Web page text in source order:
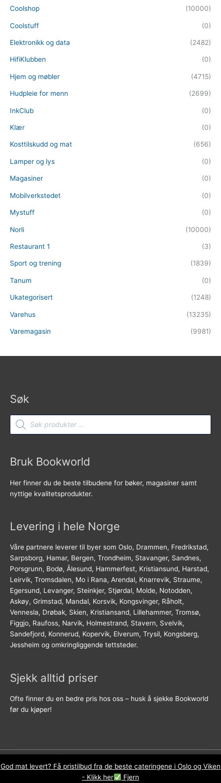
God mat levert? Få pristilbud fra de beste cateringene i Oslo og Viken
- Klikk her
Fjern
Coolshop (10000)
Coolstuff (0)
Elektronikk og data (2482)
HifiKlubben (0)
Hjem og møbler (4715)
Hudpleie for menn (2699)
InkClub (0)
Klær (0)
Kosttilskudd og mat (656)
Lamper og lys (0)
Magasiner (0)
Mobilverkstedet (0)
Mystuff (0)
Norli (10000)
Restaurant 1 (3)
Sport og trening (1839)
Tanum (0)
Ukategorisert (1248)
Varehus (13235)
Varemagasin (9981)
Søk
Products
search
Bruk Bookworld
Her finner du de beste tilbudene for bøker, magasiner samt
nyttige kvalitetsprodukter.
Levering i hele Norge
Våre partnere leverer til byer som Oslo, Drammen, Fredrikstad,
Sarpsborg, Hamar, Bergen, Trondheim, Stavanger, Sandnes,
Porsgrunn, Bodø, Ålesund, Hammerfest, Kristiansund, Harstad,
Leirvik, Tromsdalen, Mo i Rana, Arendal, Knarrevik, Straume,
Egersund, Levanger, Steinkjer, Stjørdal, Molde, Notodden,
Askøy, Grimstad, Mandal, Korsvik, Kongsvinger, Råholt,
Vennesla, Drøbak, Skien, Kristiansand, Lillehammer, Tromsø,
Figgjo, Raufoss, Narvik, Holmestrand, Stavern, Svelvik,
Sandefjord, Konnerud, Kopervik, Elverum, Trysil, Kongsberg,
Jessheim og omkringliggende tettsteder.
Sjekk alltid priser
Ofte finner du en bedre pris hos oss – husk å sjekke Bookworld
før du kjøper!
Kopirett © 2026Bookworld.no- Org.nr. 921 615 426